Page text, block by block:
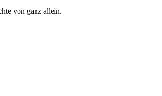
von ganz allein.